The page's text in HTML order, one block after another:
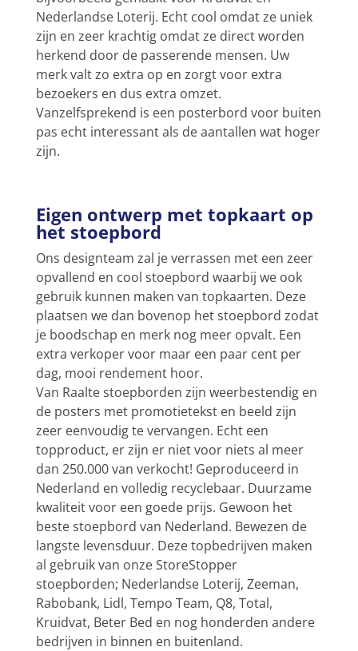
Nederlandse Loterij. Echt cool omdat ze uniek
zijn en zeer krachtig omdat ze direct worden
herkend door de passerende mensen. Uw
merk valt zo extra op en zorgt voor extra
bezoekers en dus extra omzet.
Vanzelfsprekend is een posterbord voor buiten
pas echt interessant als de aantallen wat hoger
zijn.
Eigen ontwerp met topkaart op
het stoepbord
Ons designteam zal je verrassen met een zeer
opvallend en cool stoepbord waarbij we ook
gebruik kunnen maken van topkaarten. Deze
plaatsen we dan bovenop het stoepbord zodat
je boodschap en merk nog meer opvalt. Een
extra verkoper voor maar een paar cent per
dag, mooi rendement hoor.
Van Raalte stoepborden zijn weerbestendig en
de posters met promotietekst en beeld zijn
zeer eenvoudig te vervangen. Echt een
topproduct, er zijn er niet voor niets al meer
dan 250.000 van verkocht! Geproduceerd in
Nederland en volledig recyclebaar. Duurzame
kwaliteit voor een goede prijs. Gewoon het
beste stoepbord van Nederland. Bewezen de
langste levensduur. Deze topbedrijven maken
al gebruik van onze StoreStopper
stoepborden; Nederlandse Loterij, Zeeman,
Rabobank, Lidl, Tempo Team, Q8, Total,
Kruidvat, Beter Bed en nog honderden andere
bedrijven in binnen en buitenland.